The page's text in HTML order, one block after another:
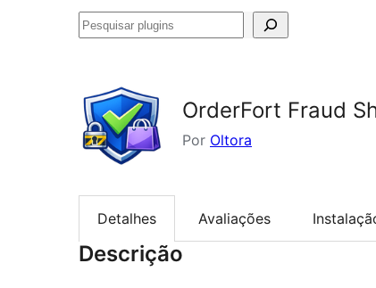
Pesquisar
OrderFort Fraud
Por Oltora
Detalhes Avaliações
Descrição